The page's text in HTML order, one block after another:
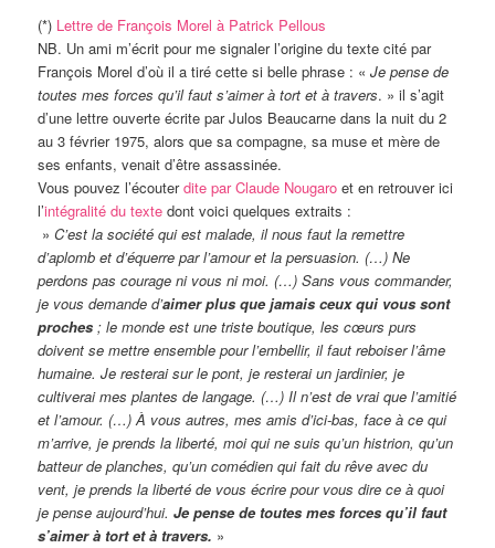
(*) Lettre de François Morel à Patrick Pellous
NB. Un ami m’écrit pour me signaler l’origine du texte cité par
François Morel d’où il a tiré cette si belle phrase : «Je pense de
toutes mes forces qu’il faut s’aimer à tort et à travers. » il s’agit
d’une lettre ouverte écrite par Julos Beaucarne dans la nuit du 2
au 3 février 1975, alors que sa compagne, sa muse et mère de
ses enfants, venait d’être assassinée.
Vous pouvez l’écouterdite par Claude Nougaro et en retrouver ici
l’intégralité du texte dont voici quelques extraits :
»C’est la société qui est malade, il nous faut la remettre
d’aplomb et d’équerre par l’amour et la persuasion. (…) Ne
perdons pas courage ni vous ni moi. (…) Sans vous commander,
je vous demande d’aimer plus que jamais ceux qui vous sont
proches ; le monde est une triste boutique, les cœurs purs
doivent se mettre ensemble pour l’embellir, il faut reboiser l’âme
humaine. Je resterai sur le pont, je resterai un jardinier, je
cultiverai mes plantes de langage. (…) Il n’est de vrai que l’amitié
et l’amour. (…) À vous autres, mes amis d’ici-bas, face à ce qui
m’arrive, je prends la liberté, moi qui ne suis qu’un histrion, qu’un
batteur de planches, qu’un comédien qui fait du rêve avec du
vent, je prends la liberté de vous écrire pour vous dire ce à quoi
je pense aujourd’hui.Je pense de toutes mes forces qu’il faut
s’aimer à tort et à travers. »